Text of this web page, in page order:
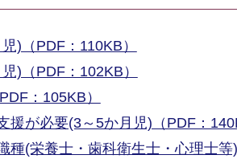
)（PDF：110KB）
)（PDF：102KB）
：105KB）
援が必要(3～5か月児)（PDF：
種(栄養士・歯科衛生士・心理士